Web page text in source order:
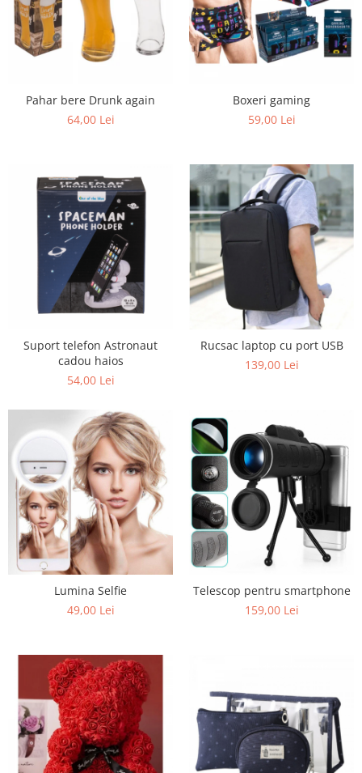
Pahar bere Drunk again
64,00 Lei
Boxeri gaming
59,00 Lei
Suport telefon Astronaut
cadou haios
54,00 Lei
Rucsac laptop cu port USB
139,00 Lei
Lumina Selfie
49,00 Lei
Telescop pentru smartphone
159,00 Lei